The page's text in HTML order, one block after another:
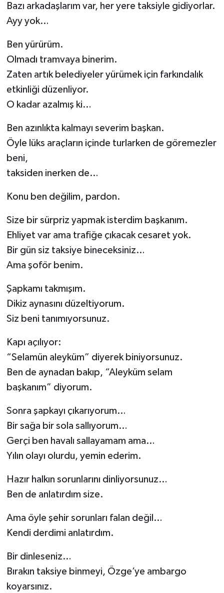
Bazı arkadaşlarım var, her yere taksiyle gidiyorlar.
Ayy yok…
Ben yürürüm.
Olmadı tramvaya binerim.
Zaten artık belediyeler yürümek için farkındalık
etkinliği düzenliyor.
O kadar azalmış ki…
Ben azınlıkta kalmayı severim başkan.
Öyle lüks araçların içinde turlarken de göremezler
beni,
taksiden inerken de…
Konu ben değilim, pardon.
Size bir sürpriz yapmak isterdim başkanım.
Ehliyet var ama trafiğe çıkacak cesaret yok.
Bir gün siz taksiye bineceksiniz…
Ama şoför benim.
Şapkamı takmışım.
Dikiz aynasını düzeltiyorum.
Siz beni tanımıyorsunuz.
Kapı açılıyor:
“Selamün aleyküm” diyerek biniyorsunuz.
Ben de aynadan bakıp, “Aleyküm selam
başkanım” diyorum.
Sonra şapkayı çıkarıyorum…
Bir sağa bir sola sallıyorum…
Gerçi ben havalı sallayamam ama…
Yılın olayı olurdu, yemin ederim.
Hazır halkın sorunlarını dinliyorsunuz…
Ben de anlatırdım size.
Ama öyle şehir sorunları falan değil…
Kendi derdimi anlatırdım.
Bir dinleseniz…
Bırakın taksiye binmeyi, Özge’ye ambargo
koyarsınız.